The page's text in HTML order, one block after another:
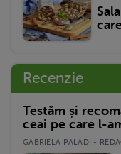
Recenzie
Testăm și
ceai pe care l-
GABRIELA PALADI -